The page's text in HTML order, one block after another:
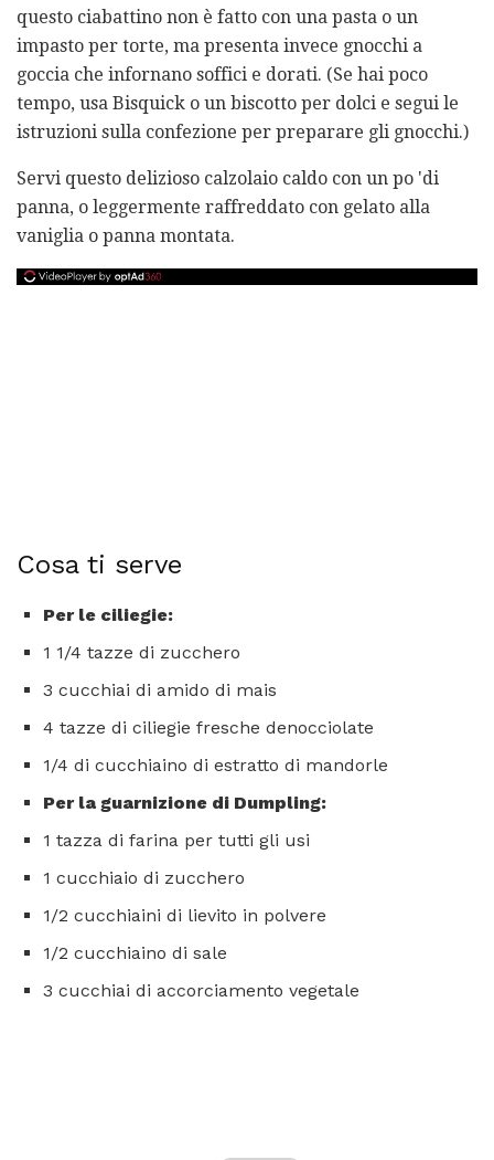
questo ciabattino non è fatto con una pasta o un
impasto per torte, ma presenta invece gnocchi a
goccia che infornano soffici e dorati. (Se hai poco
tempo, usa Bisquick o un biscotto per dolci e segui le
istruzioni sulla confezione per preparare gli gnocchi.)
Servi questo delizioso calzolaio caldo con un po 'di
panna, o leggermente raffreddato con gelato alla
vaniglia o panna montata.
Cosa ti serve
Per le ciliegie:
1 1/4 tazze di zucchero
3 cucchiai di amido di mais
4 tazze di ciliegie fresche denocciolate
1/4 di cucchiaino di estratto di mandorle
Per la guarnizione di Dumpling:
1 tazza di farina per tutti gli usi
1 cucchiaio di zucchero
1/2 cucchiaini di lievito in polvere
1/2 cucchiaino di sale
3 cucchiai di accorciamento vegetale